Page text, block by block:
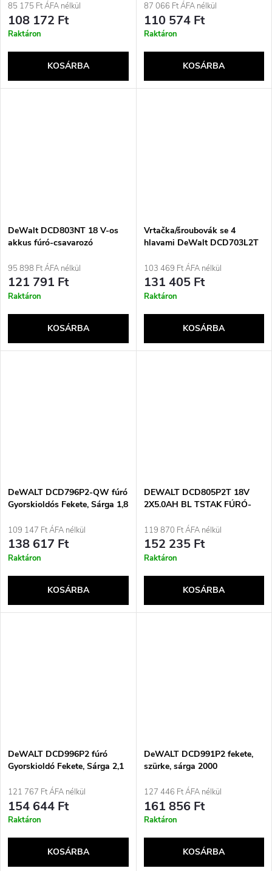
85 175 Ft ÁFA nélkül
108 172 Ft
Raktáron
KOSÁRBA
87 066 Ft ÁFA nélkül
110 574 Ft
Raktáron
KOSÁRBA
DeWalt DCD803NT 18 V-os
akkus fúró-csavarozó
95 898 Ft ÁFA nélkül
121 791 Ft
Raktáron
KOSÁRBA
Vrtačka/šroubovák se 4
hlavami DeWalt DCD703L2T
103 469 Ft ÁFA nélkül
131 405 Ft
Raktáron
KOSÁRBA
DeWALT DCD796P2-QW fúró
Gyorskioldós Fekete, Sárga 1,8
109 147 Ft ÁFA nélkül
138 617 Ft
Raktáron
KOSÁRBA
DEWALT DCD805P2T 18V
2X5.0AH BL TSTAK FÚRÓ-
119 870 Ft ÁFA nélkül
152 235 Ft
Raktáron
KOSÁRBA
DeWALT DCD996P2 fúró
Gyorskioldó Fekete, Sárga 2,1
121 767 Ft ÁFA nélkül
154 644 Ft
Raktáron
KOSÁRBA
DeWALT DCD991P2 fekete,
szürke, sárga 2000
127 446 Ft ÁFA nélkül
161 856 Ft
Raktáron
KOSÁRBA